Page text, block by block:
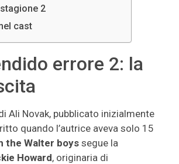
2
cast
errore 2: la
Ali Novak, pubblicato inizialmente
quando l’autrice aveva solo 15
the Walter boyssegue la
Howard, originaria di